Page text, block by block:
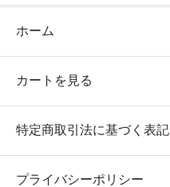
ホーム
カートを見る
特定商取引法に基づく表記
プライバシーポリシー